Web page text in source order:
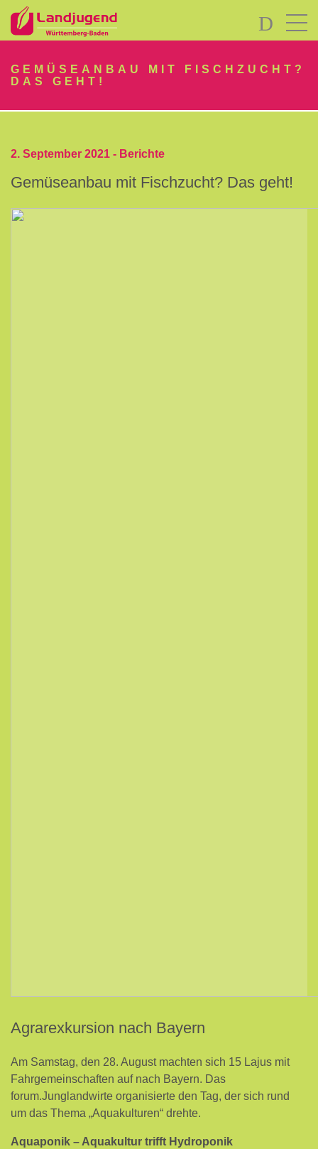
LOGIN
Passwort
vergessen?
-
GEMÜSEANBAU MIT FISCHZUCHT?
DAS GEHT!
2. September 2021 - Berichte
Gemüseanbau mit Fischzucht? Das geht!
Agrarexkursion nach Bayern
Am Samstag, den 28. August machten sich 15 Lajus mit
Fahrgemeinschaften auf nach Bayern. Das
forum.Junglandwirte organisierte den Tag, der sich rund
um das Thema „Aquakulturen“ drehte.
Aquaponik – Aquakultur trifft Hydroponik